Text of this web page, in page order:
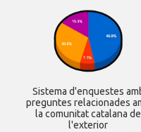
Sistema d'enquestes
preguntes relacionades
la comunitat catalana de
l'exterior